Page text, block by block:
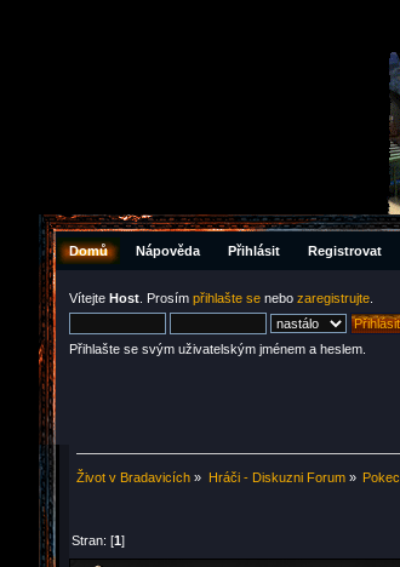
Domů Nápověda Přihlásit Registrovat
Vítejte Host . Prosím přihlašte se nebo zaregistrujte
Přihlašte se svým uživatelským jménem a heslem.
Život v Bradavicích » Hráči - Diskuzni Forum» Pokec
Stran: [1]